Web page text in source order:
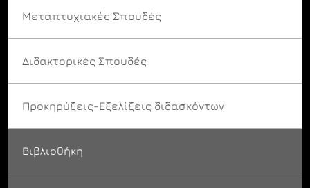
Μεταπτυχιακές Σπουδές
Διδακτορικές Σπουδές
Προκηρύξεις-Εξελίξεις διδασκόντων
Βιβλιοθήκη